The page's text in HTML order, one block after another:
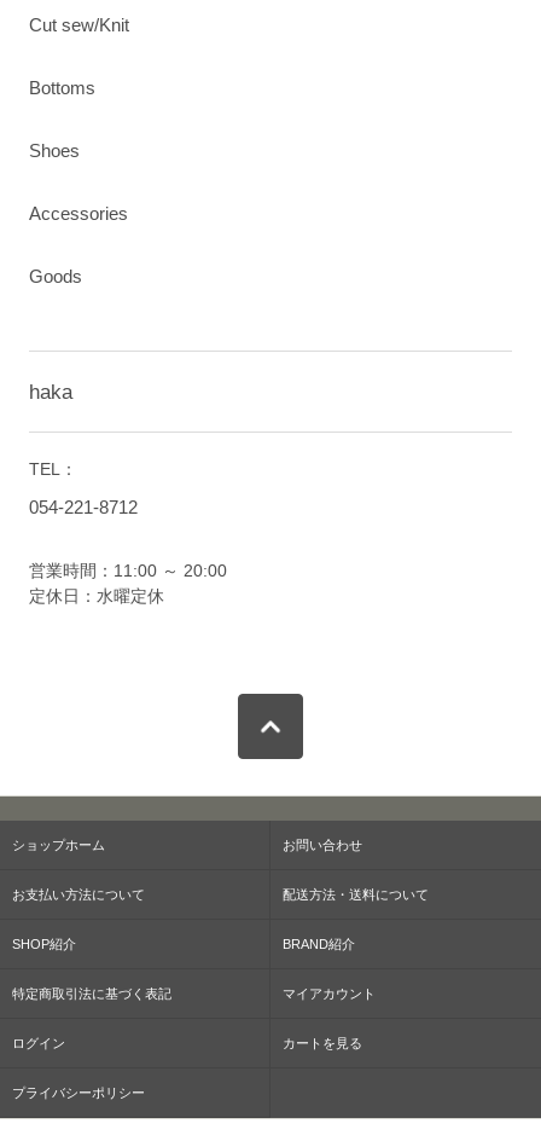
Cut sew/Knit
Bottoms
Shoes
Accessories
Goods
haka
TEL：
054-221-8712
営業時間：11:00 ～ 20:00
定休日：水曜定休
ショップホーム お問い合わせ
お支払い方法について 配送方法・送料について
SHOP紹介 BRAND紹介
特定商取引法に基づく表記 マイアカウント
ログイン カートを見る
プライバシーポリシー